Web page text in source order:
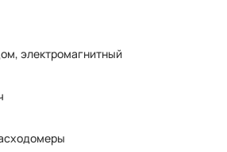
электромагнитный